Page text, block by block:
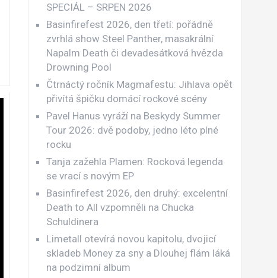
SPECIÁL – SRPEN 2026
Basinfirefest 2026, den třetí: pořádně
zvrhlá show Steel Panther, masakrální
Napalm Death či devadesátková hvězda
Drowning Pool
Čtrnáctý ročník Magmafestu: Jihlava opět
přivítá špičku domácí rockové scény
Pavel Hanus vyráží na Beskydy Summer
Tour 2026: dvě podoby, jedno léto plné
rocku
Tanja zažehla Plamen: Rocková legenda
se vrací s novým EP
Basinfirefest 2026, den druhý: excelentní
Death to All vzpomněli na Chucka
Schuldinera
Limetall otevírá novou kapitolu, dvojicí
skladeb Money za sny a Dlouhej flám láká
na podzimní album